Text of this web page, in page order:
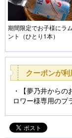
期間限定でお子様にラ
ント（ひとり1本）
クーポンが利
【夢乃井から
ロワー様専用のプ